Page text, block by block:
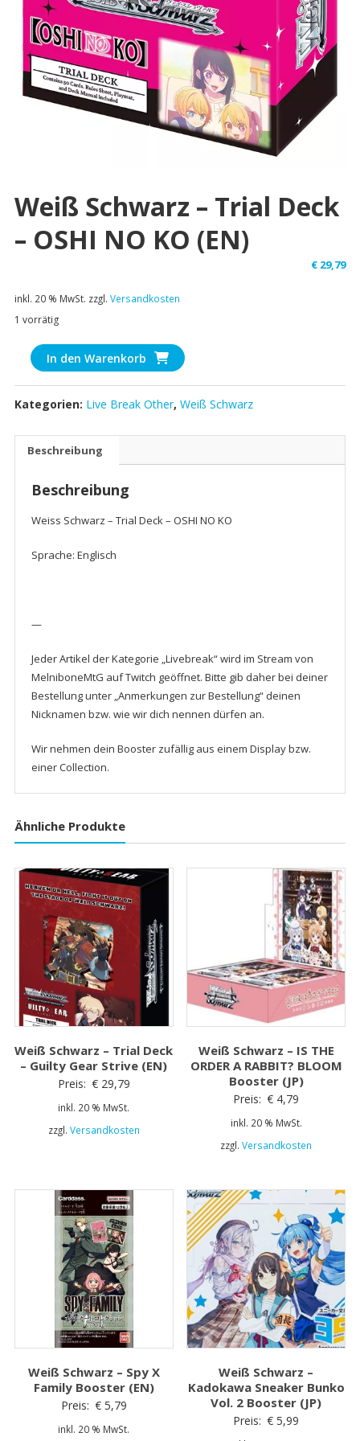
Weiß Schwarz – Trial Deck
– OSHI NO KO (EN)
€ 29,79
inkl. 20 % MwSt. zzgl. Versandkosten
1 vorrätig
Weiß
Schwarz
-
Trial
(EN)
In den Warenkorb
Kategorien: Live Break Other, Weiß Schwarz
Beschreibung
Beschreibung
Weiss Schwarz – Trial Deck – OSHI NO KO
Sprache: Englisch
—
Jeder Artikel der Kategorie „Livebreak“ wird im Stream von
MelniboneMtG auf Twitch geöffnet. Bitte gib daher bei deiner
Bestellung unter „Anmerkungen zur Bestellung“ deinen
Nicknamen bzw. wie wir dich nennen dürfen an.
Wir nehmen dein Booster zufällig aus einem Display bzw.
einer Collection.
Ähnliche Produkte
Weiß Schwarz – Trial Deck
– Guilty Gear Strive (EN)
Preis: €29,79
inkl. 20 % MwSt.
zzgl. Versandkosten
Weiß Schwarz – IS THE
ORDER A RABBIT? BLOOM
Booster (JP)
Preis: € 4,79
inkl. 20 % MwSt.
zzgl.Versandkosten
Weiß Schwarz – Spy X
Family Booster (EN)
Preis: €5,79
inkl. 20 % MwSt.
Weiß Schwarz –
Kadokawa Sneaker Bunko
Vol. 2 Booster (JP)
Preis: € 5,99